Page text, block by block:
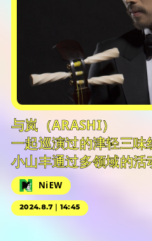
与岚（ARASHI）
一起巡演过的津轻三味
小山丰通过多领域的活
NiEW
2024.8.7｜14:45